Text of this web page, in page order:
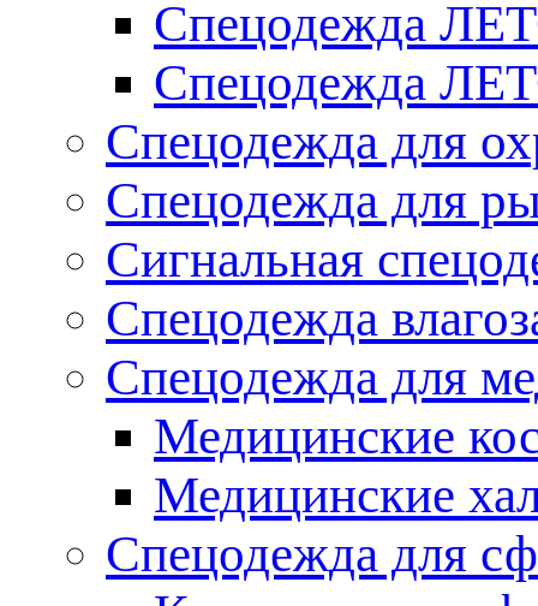
Спецодежда
Спецодежда
Спецодежда для
Спецодежда для
Сигнальная
Спецодежда
Спецодежда для
Медицинские
Медицинские
Спецодежда для